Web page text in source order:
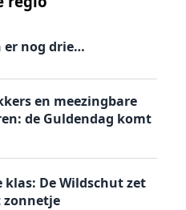
er nog drie…
en meezingbare
de Guldendag komt
klas: De Wildschut zet
zonnetje